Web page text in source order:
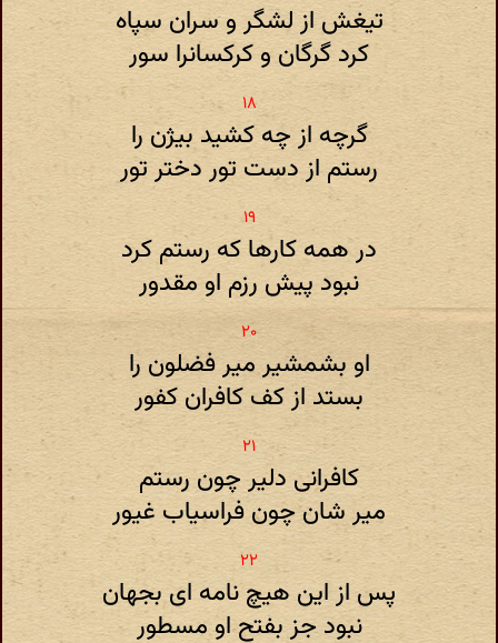
تیغش از لشگر و سران سپاه
کرد گرگان و کرکسانرا سور
گرچه از چه کشید بیژن را
رستم از دست تور دختر تور
در همه کارها که رستم کرد
نبود پیش رزم او مقدور
او بشمشیر میر فضلون را
بستد از کف کافران کفور
کافرانی دلیر چون رستم
میر شان چون فراسیاب غیور
پس از این هیچ نامه ای بجهان
نبود جز بفتح او مسطور